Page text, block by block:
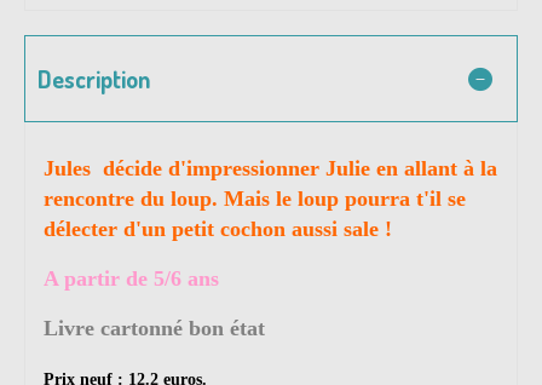
Description
Jules décide d'impressionner Julie en allant à la
rencontre du loup. Mais le loup pourra t'il se
délecter d'un petit cochon aussi sale !
A partir de 5/6 ans
Livre cartonné bon état
Prix neuf : 12.2 euros.